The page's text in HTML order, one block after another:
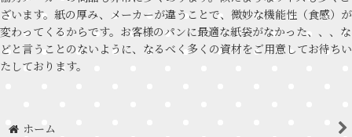
ざいます。紙の厚み、メーカーが違うことで、微妙な機能性（食感）が
変わってくるからです。お客様のパンに最適な紙袋がなかった、、、な
どと言うことのないように、なるべく多くの資材をご用意してお待ちい
たしております。
ホーム